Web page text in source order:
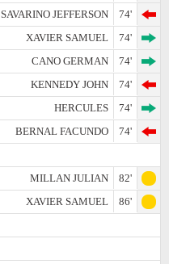
SAVARINO JEFFERSON
74'
XAVIER SAMUEL
74'
CANO GERMAN
74'
KENNEDY JOHN
74'
HERCULES
74'
BERNAL FACUNDO
74'
MILLAN JULIAN
82'
XAVIER SAMUEL
86'